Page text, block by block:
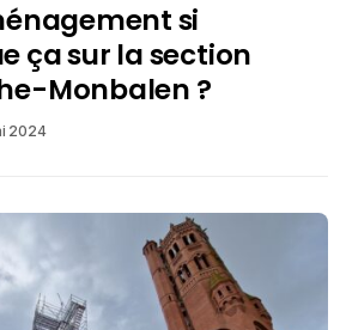
si
ça sur la section
Monbalen ?
2024